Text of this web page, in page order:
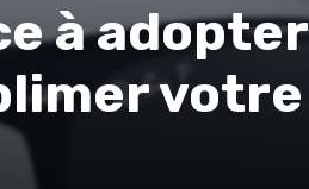
à adopter
votre